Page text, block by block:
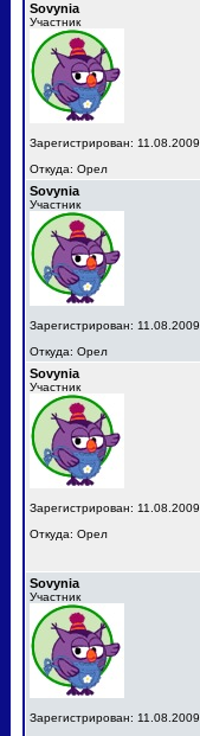
Sovynia
Участник
Зарегистрирован: 11.08.2009
Откуда: Орел
Sovynia
Участник
Зарегистрирован: 11.08.2009
Откуда: Орел
Sovynia
Участник
Зарегистрирован: 11.08.2009
Откуда: Орел
Sovynia
Участник
Зарегистрирован: 11.08.2009